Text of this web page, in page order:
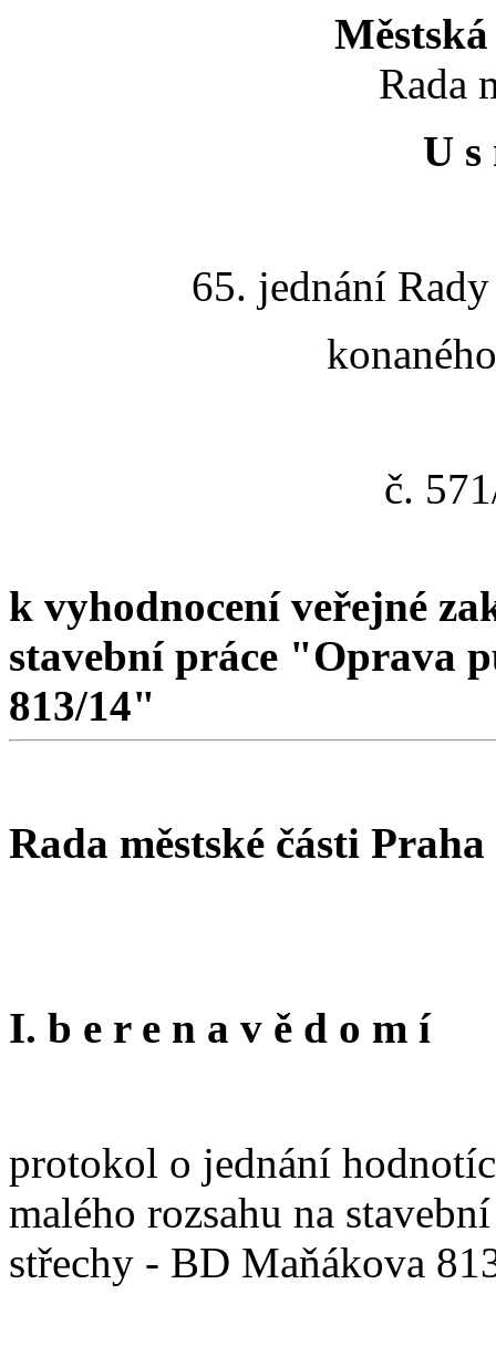
Rada
U s
65. jednání
č.
k vyhodnocení veřejné
stavební práce "Oprava
813/14"
Rada městské části Praha
I. b e r e n a v ě d o m í
protokol o jednání
malého rozsahu na
střechy - BD Maňákova